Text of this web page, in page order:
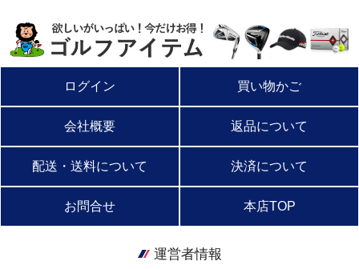
ログイン 買い物かご
会社概要 返品について
配送・送料について 決済について
お問合せ 本店TOP
運営者情報